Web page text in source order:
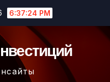
6:37:25 PM